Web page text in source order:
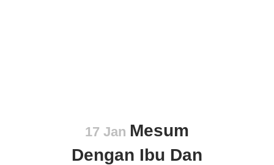
17 Jan Mesum
Dengan Ibu Dan